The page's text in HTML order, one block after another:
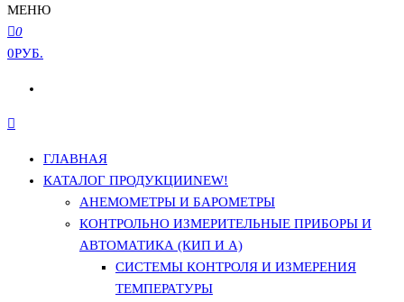
МЕНЮ
0
0РУБ.
ГЛАВНАЯ
КАТАЛОГ ПРОДУКЦИИNEW!
АНЕМОМЕТРЫ И БАРОМЕТРЫ
КОНТРОЛЬНО ИЗМЕРИТЕЛЬНЫЕ ПРИБОРЫ И
АВТОМАТИКА (КИП И А)
СИСТЕМЫ КОНТРОЛЯ И ИЗМЕРЕНИЯ
ТЕМПЕРАТУРЫ